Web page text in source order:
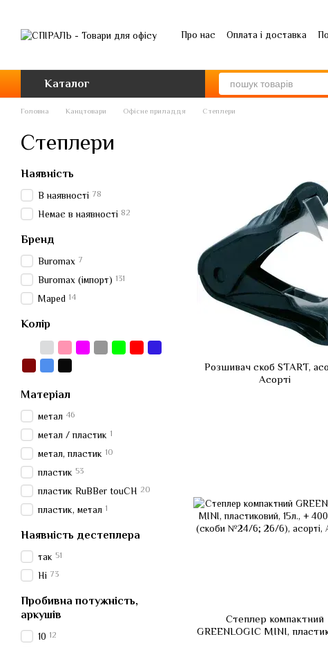
Про нас Оплата і доставка
Каталог
Головна Канцтовари Офісне приладдя Степлери
Степлери
Розшивач скоб START,
Асорті
Степлер компактний
GREENLOGIC MINI,
Наявність
В наявності 78
Немає в наявності 82
Бренд
Buromax 7
Buromax (імпорт) 131
Maped 14
Колір
Матеріал
метал 46
метал / пластик 1
метал, пластик 10
пластик 53
пластик RuBBer touCH 20
пластик, метал 1
Наявність дестеплера
так 51
Ні 73
Пробивна потужність,
аркушів
10 12